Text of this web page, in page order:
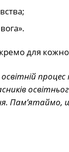
для
Пам’ятаймо,